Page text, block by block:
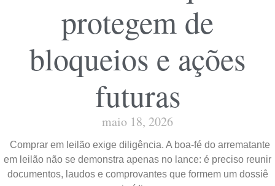
protegem de
bloqueios e ações
futuras
maio 18, 2026
Comprar em leilão exige diligência. A boa-fé do arrematante
em leilão não se demonstra apenas no lance: é preciso reunir
documentos, laudos e comprovantes que formem um dossiê